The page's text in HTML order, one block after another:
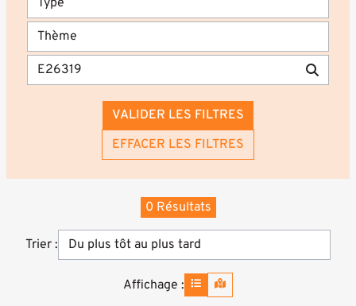
VALIDER LES FILTRES
EFFACER LES FILTRES
Trier :
0 Résultats
Affichage :